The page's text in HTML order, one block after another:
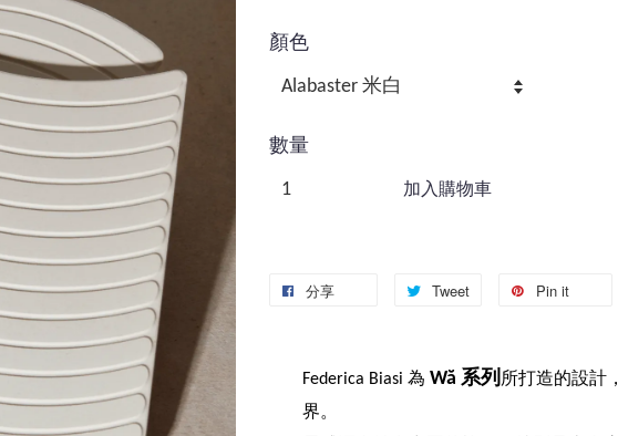
顏色
數量
加入購物車
分享 Tweet Pin it
Federica Biasi 為 Wă 系列所打造的設計，
界。